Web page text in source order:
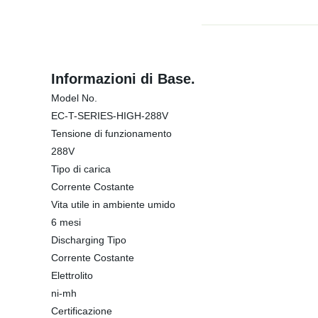
Informazioni di Base.
Model No.
EC-T-SERIES-HIGH-288V
Tensione di funzionamento
288V
Tipo di carica
Corrente Costante
Vita utile in ambiente umido
6 mesi
Discharging Tipo
Corrente Costante
Elettrolito
ni-mh
Certificazione